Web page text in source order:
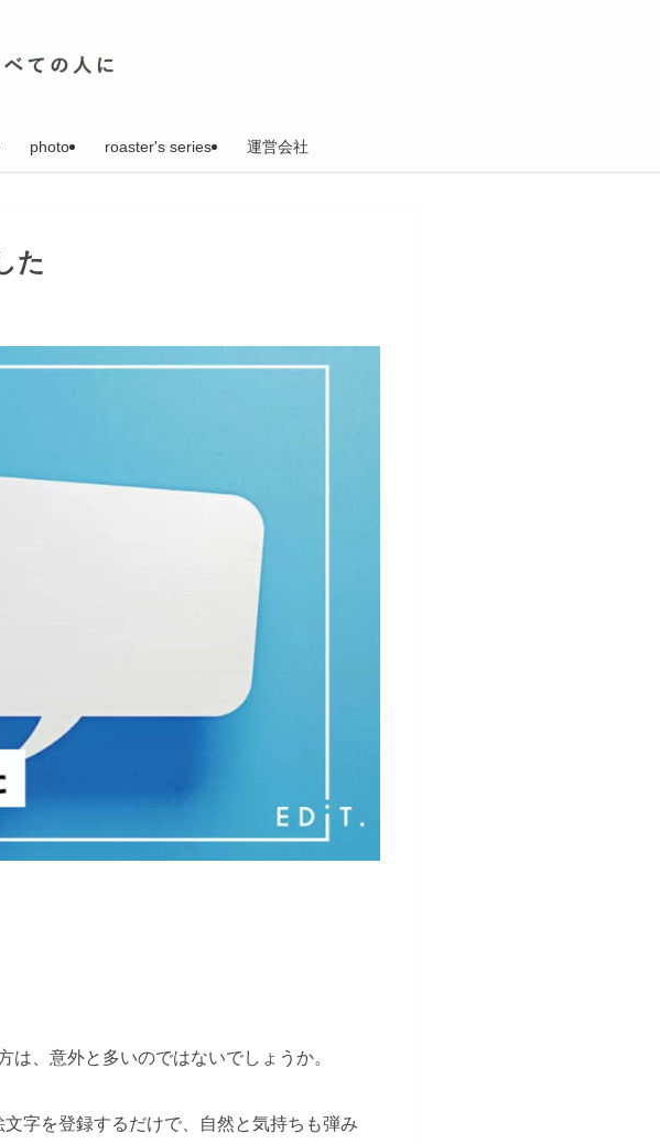
photo roaster's series 運営会社
た
、意外と多いのではないでしょうか。
字を登録するだけで、自然と気持ちも弾み